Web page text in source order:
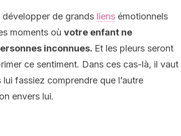
développer de grands liens émotionnels
moments où votre enfant ne
inconnues. Et les pleurs seront
ce sentiment. Dans ces cas-là, il vaut
fassiez comprendre que l’autre
envers lui.